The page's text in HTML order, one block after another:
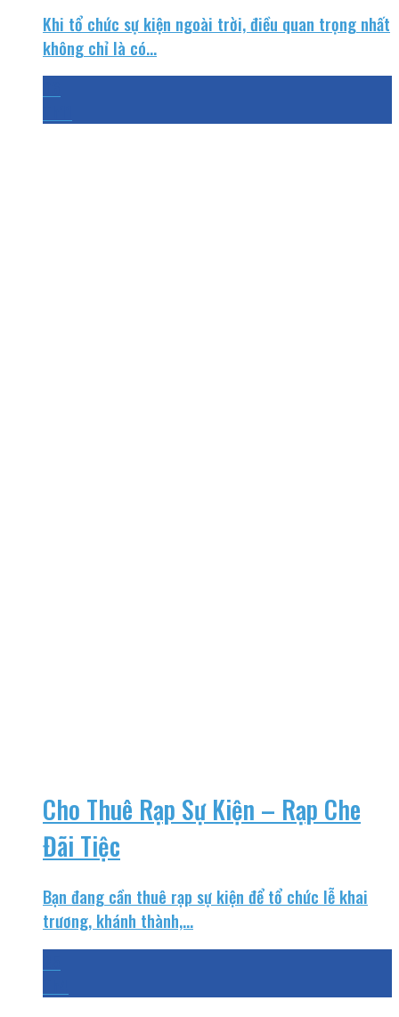
Khi tổ chức sự kiện ngoài trời, điều quan trọng nhất
không chỉ là có...
Cho Thuê Rạp Sự Kiện – Rạp Che
Đãi Tiệc
Bạn đang cần thuê rạp sự kiện để tổ chức lễ khai
trương, khánh thành,...